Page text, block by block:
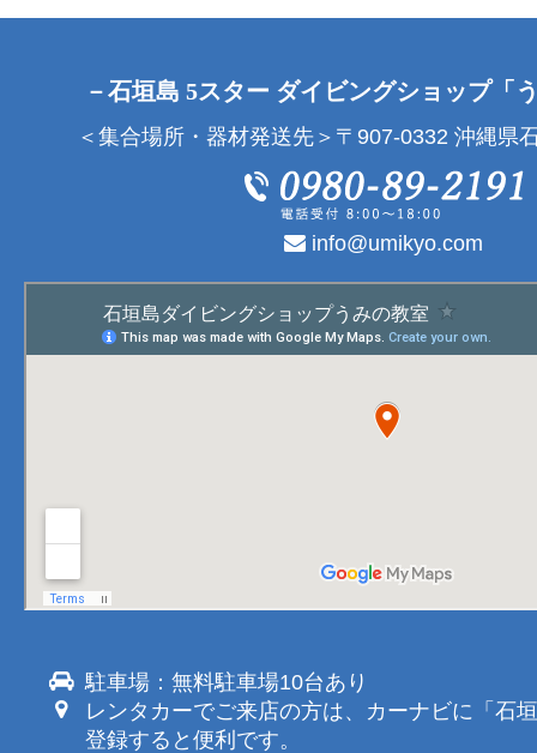
－石垣島 5スター ダイビングショップ「
＜集合場所・器材発送先＞〒907-0332 沖縄県
info@umikyo.com
駐車場：無料駐車場10台あり
レンタカーでご来店の方は、カーナビに「石
登録すると便利です。